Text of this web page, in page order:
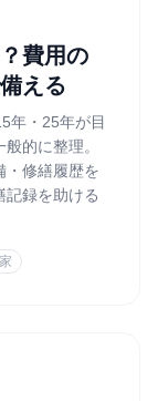
費用の
える
年・25年が目
的に整理。
・修繕履歴を
記録を助ける